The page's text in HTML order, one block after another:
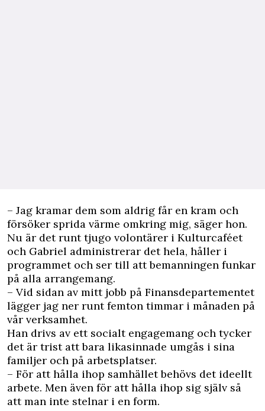
– Jag kramar dem som aldrig får en kram och
försöker sprida värme omkring mig, säger hon.
Nu är det runt tjugo volontärer i Kulturcaféet
och Gabriel administrerar det hela, håller i
programmet och ser till att bemanningen funkar
på alla arrangemang.
– Vid sidan av mitt jobb på Finansdepartementet
lägger jag ner runt femton timmar i månaden på
vår verksamhet.
Han drivs av ett socialt engagemang och tycker
det är trist att bara likasinnade umgås i sina
familjer och på arbetsplatser.
– För att hålla ihop samhället behövs det ideellt
arbete. Men även för att hålla ihop sig själv så
att man inte stelnar i en form.